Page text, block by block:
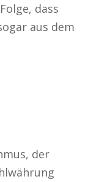
dass
aus dem
der